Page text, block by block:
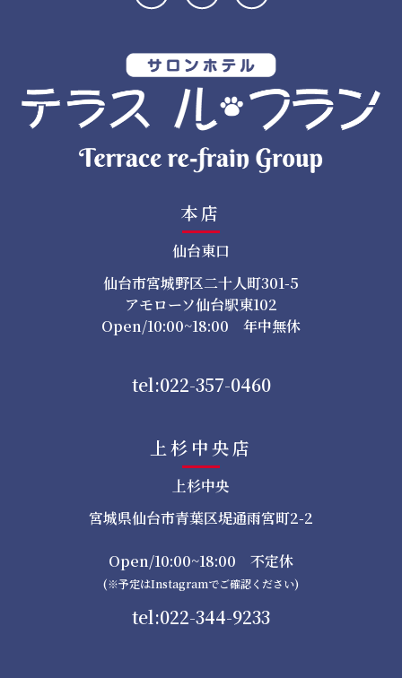
本店
仙台東口
仙台市宮城野区二十人町301-5
アモローソ仙台駅東102
Open/10:00~18:00 年中無休
tel:022-357-0460
上杉中央店
上杉中央
宮城県仙台市青葉区堤通雨宮町2-2
Open/10:00~18:00 不定休
(※予定はInstagramでご確認ください)
tel:022-344-9233